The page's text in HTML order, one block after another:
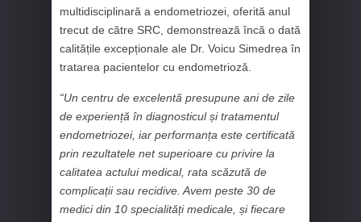
multidisciplinară a endometriozei, oferită anul
trecut de către SRC, demonstrează încă o dată
calitățile excepționale ale Dr. Voicu Simedrea în
tratarea pacientelor cu endometrioză.
“Un centru de excelentă presupune ani de zile
de experiență în diagnosticul și tratamentul
endometriozei, iar performanța este certificată
prin rezultatele net superioare cu privire la
calitatea actului medical, rata scăzută de
complicații sau recidive. Avem peste 30 de
medici din 10 specialități medicale, și fiecare